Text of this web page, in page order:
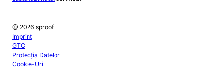
@ 2026 sproof
Imprint
GTC
Protecția Datelor
Cookie-Uri